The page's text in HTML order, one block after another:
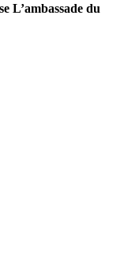
L’ambassade du